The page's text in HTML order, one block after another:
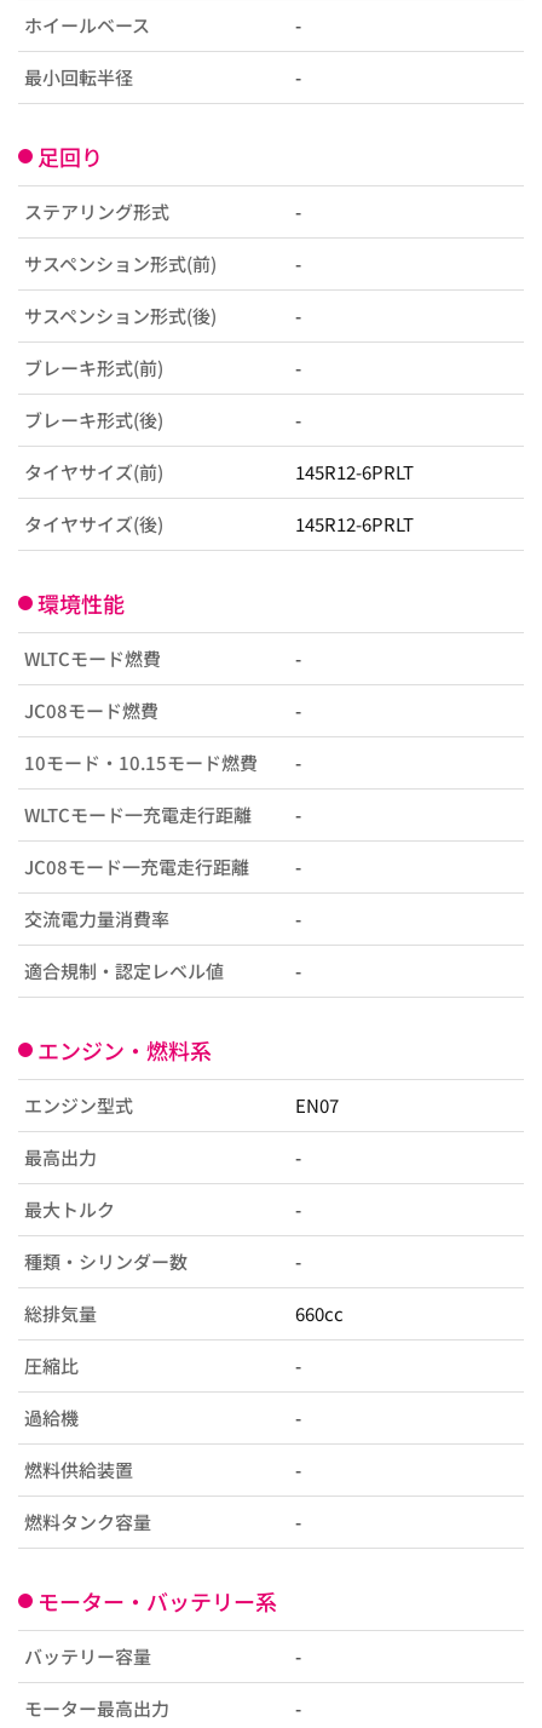
ホイールベース -
最小回転半径 -
足回り
ステアリング形式 -
サスペンション形式(前) -
サスペンション形式(後) -
ブレーキ形式(前) -
ブレーキ形式(後) -
タイヤサイズ(前) 145R12-6PRLT
タイヤサイズ(後) 145R12-6PRLT
環境性能
WLTCモード燃費 -
JC08モード燃費 -
10モード・10.15モード燃費 -
WLTCモード一充電走行距離 -
JC08モード一充電走行距離 -
交流電力量消費率 -
適合規制・認定レベル値 -
エンジン・燃料系
エンジン型式 EN07
最高出力 -
最大トルク -
種類・シリンダー数 -
総排気量 660cc
圧縮比 -
過給機 -
燃料供給装置 -
燃料タンク容量 -
モーター・バッテリー系
バッテリー容量 -
モーター最高出力 -